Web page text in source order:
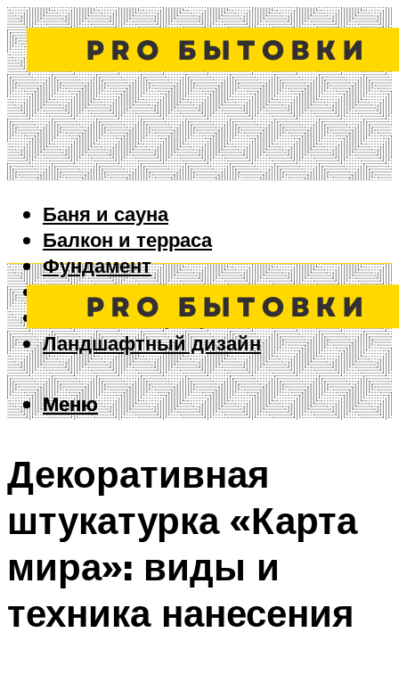
Баня и сауна
Балкон и терраса
Фундамент
Ворота и забор
Дизайн интерьера
Ландшафтный дизайн
Меню
Меню
Декоративная
штукатурка «Карта
мира»: виды и
техника нанесения